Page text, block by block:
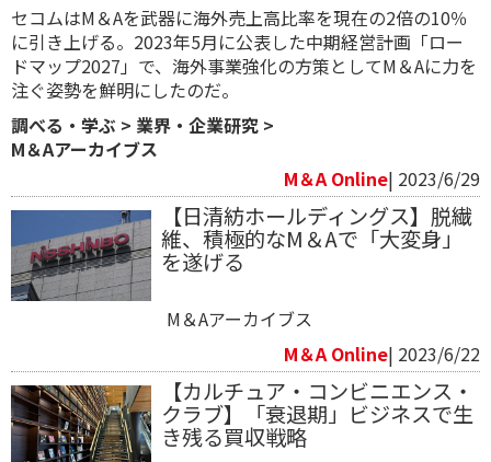
セコムはM＆Aを武器に海外売上高比率を現在の2倍の10％
に引き上げる。2023年5月に公表した中期経営計画「ロー
ドマップ2027」で、海外事業強化の方策としてM＆Aに力を
注ぐ姿勢を鮮明にしたのだ。
調べる・学ぶ > 業界・企業研究 >
M＆Aアーカイブス
M＆A Online| 2023/6/29
【日清紡ホールディングス】脱繊
維、積極的なM＆Aで「大変身」
を遂げる
M＆Aアーカイブス
M＆A Online| 2023/6/22
【カルチュア・コンビニエンス・
クラブ】「衰退期」ビジネスで生
き残る買収戦略